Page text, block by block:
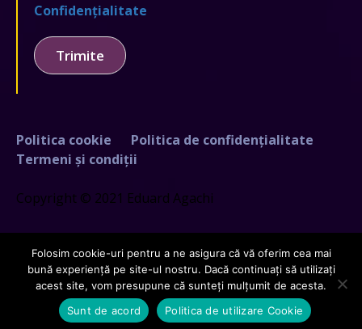
Confidențialitate
Trimite
Politica cookie
Politica de confidențialitate
Termeni și condiții
Copyright © 2021 Eduard Agachi
Creat deGDCloud.io
Folosim cookie-uri pentru a ne asigura că vă oferim cea mai
bună experiență pe site-ul nostru. Dacă continuați să utilizați
acest site, vom presupune că sunteți mulțumit de acesta.
Sunt de acord
Politica de utilizare Cookie